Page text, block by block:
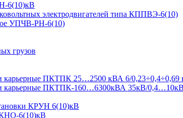
6(10)кВ
электродвигателей типа КППВЭ-6(10)
УПЧВ-РН-6(10)
грузов
карьерные ПКТПК 25…2500 кВА 6/0,23÷0,4÷0,69
карьерные ПКТПК-160…6300кВА 35кВ/
КРУН 6(10)кВ
6(10)кВ